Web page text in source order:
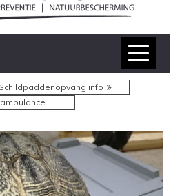
Schildpaddenopvang info